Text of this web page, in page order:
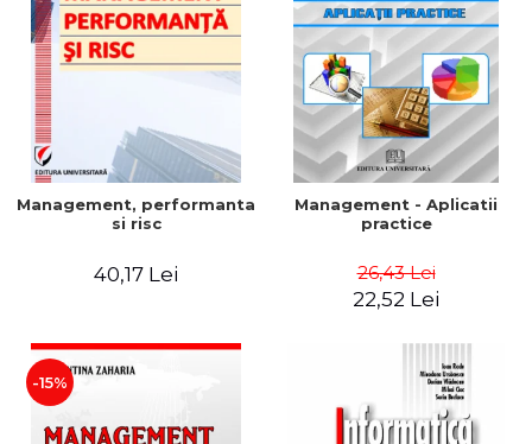
Management, performanta
si risc
40,17 Lei
Management - Aplicatii
practice
26,43 Lei
22,52 Lei
-15%